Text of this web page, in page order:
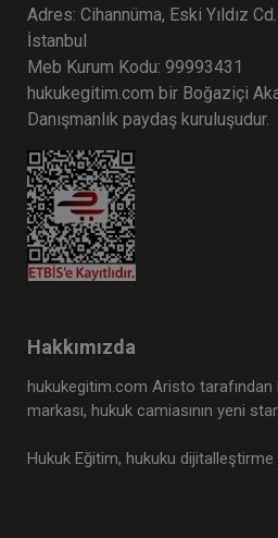
Trafik Sigortasından
Video Eğitimi
300 TL
Adres: Cihannüma, Eski Yıldız
İstanbul
Meb Kurum Kodu: 99993431
hukukegitim.com bir Boğaziçi
Danışmanlık paydaş kuruluşudur.
Hakkımızda
hukukegitim.com Aristo
markası, hukuk camiasının yeni
Hukuk Eğitim, hukuku dijitalleştirme